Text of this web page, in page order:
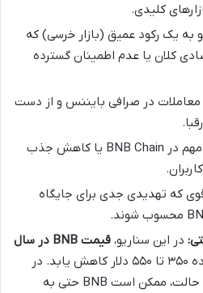
کلیدی.
به یک رکود عمیق (بازار خرسی) که
کلان یا عدم اطمینان گسترده
در صرافی بایننس و از دست
شکست پروژه های مهم در BNB Chain یا کاهش جذب
که تهدیدی جدی برای جایگاه
در این سناریو،
قیمت BNB در سال
می تواند به محدوده ۳۵۰ تا ۵۵۰ دلار کاهش یابد. در
بدترین و نامطلوب ترین حالت، ممکن است BNB حتی به